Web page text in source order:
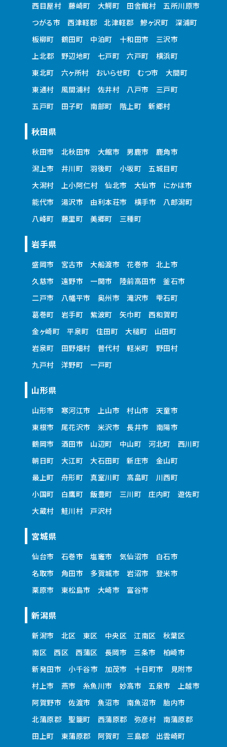
西目屋村
藤崎町 大鰐町 田舎館村
五所川原市
つがる市
西津軽郡 北津軽郡 鰺ヶ沢町
深浦町
板柳町
鶴田町 中泊町 十和田市
三沢市
上北郡
野辺地町 七戸町 六戸町
横浜町
東北町
六ヶ所村 おいらせ町 むつ市
大間町
東通村
風間浦村 佐井村 八戸市
三戸町
五戸町
田子町 南部町 階上町 新郷村
秋田県
秋田市 北秋田市 大館市 男鹿市
鹿角市
潟上市
井川町 羽後町 小坂町
五城目町
大潟村
上小阿仁村 仙北市 大仙市
にかほ市
能代市
湯沢市 由利本荘市 横手市
八郎潟町
八峰町
藤里町 美郷町 三種町
岩手県
盛岡市 宮古市 大船渡市 花巻市
北上市
久慈市
遠野市 一関市 陸前高田市
釜石市
二戸市
八幡平市 奥州市 滝沢市
雫石町
葛巻町
岩手町 紫波町 矢巾町
西和賀町
金ヶ崎町
平泉町 住田町 大槌町
山田町
岩泉町
田野畑村 普代村 軽米町
野田村
九戸村
洋野町 一戸町
山形県
山形市 寒河江市 上山市 村山市
天童市
東根市
尾花沢市 米沢市 長井市
南陽市
鶴岡市
酒田市 山辺町 中山町 河北町
西川町
朝日町
大江町 大石田町 新庄市
金山町
最上町
舟形町 真室川町 高畠町
川西町
小国町
白鷹町 飯豊町 三川町 庄内町
遊佐町
大蔵村
鮭川村 戸沢村
宮城県
仙台市 石巻市 塩竈市 気仙沼市
白石市
名取市
角田市 多賀城市 岩沼市
登米市
栗原市
東松島市 大崎市 富谷市
新潟県
新潟市 北区 東区 中央区 江南区
秋葉区
南区
西区 西蒲区 長岡市 三条市
柏崎市
新発田市
小千谷市 加茂市 十日町市
見附市
村上市
燕市 糸魚川市 妙高市 五泉市
上越市
阿賀野市
佐渡市 魚沼市 南魚沼市
胎内市
北蒲原郡
聖籠町 西蒲原郡 弥彦村
南蒲原郡
田上町
東蒲原郡 阿賀町 三島郡 出雲崎町